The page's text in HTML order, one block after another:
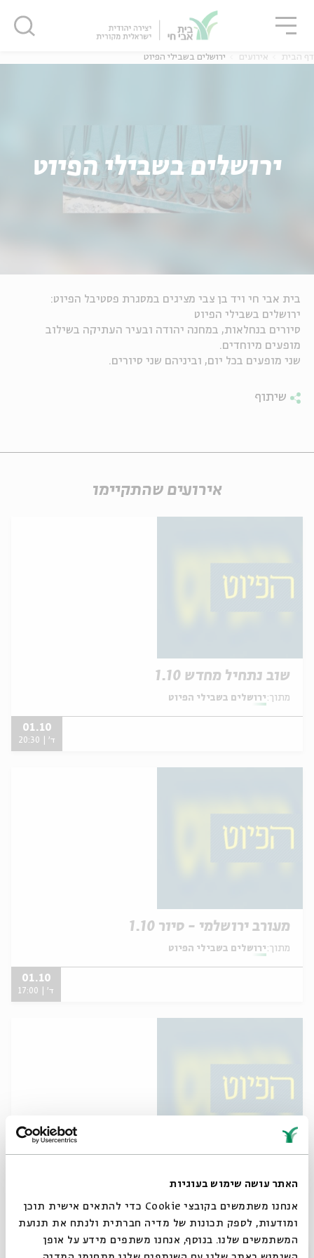
האתר עושה שימוש בעוגיות
אנחנו משתמשים בקובצי Cookie כדי להתאים אישית תוכן
ומודעות, לספק תכונות של מדיה חברתית ולנתח את תנועת
המשתמשים שלנו. בנוסף, אנחנו משתפים מידע על אופן
דף הבית אירועים ירושלים בשבילי הפיוט
ירושלים בשבילי הפיוט
בית אבי חי ויד בן צבי מציגים במסגרת פסטיבל הפיוט:
ירושלים בשבילי הפיוט
סיורים בנחלאות, במחנה יהודה ובעיר העתיקה בשילוב
מופעים מיוחדים.
שני מופעים בכל יום, וביניהם שני סיורים.
שיתוף
אירועים שהתקיימו
שוב נתחיל מחדש 1.10
מתוך: ירושלים בשבילי הפיוט
01.10
ד' | 20:30
מעורב ירושלמי - סיור 1.10
מתוך: ירושלים בשבילי הפיוט
01.10
ד' | 17:00
שוב נתחיל מחדש 30.9
30.09.14
ג' | 21:00
סגור
סגור